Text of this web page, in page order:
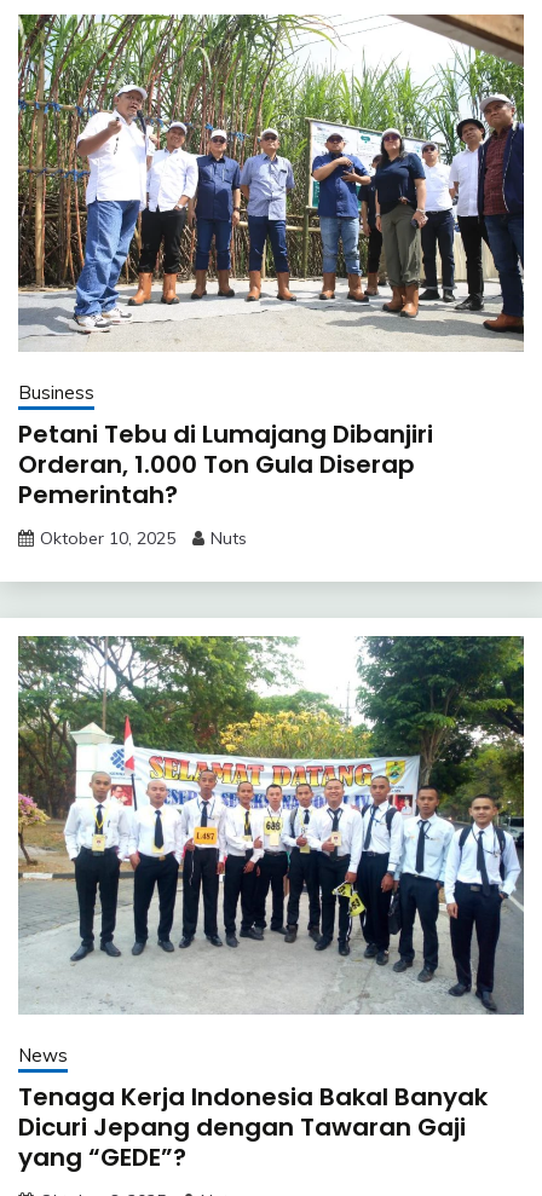
Business
Petani Tebu di Lumajang Dibanjiri
Orderan, 1.000 Ton Gula Diserap
Pemerintah?
Oktober 10, 2025 Nuts
News
Tenaga Kerja Indonesia Bakal Banyak
Dicuri Jepang dengan Tawaran Gaji
yang “GEDE”?